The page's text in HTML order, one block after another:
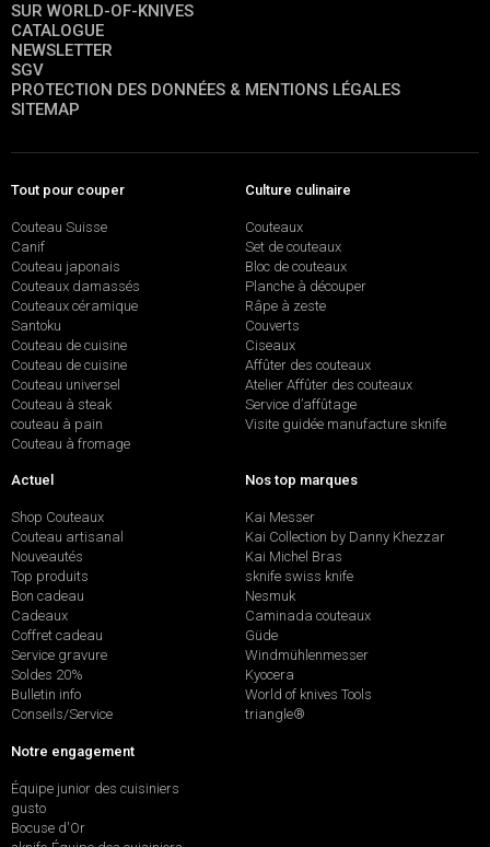
SUR WORLD-OF-KNIVES
CATALOGUE
NEWSLETTER
SGV
PROTECTION DES DONNÉES & MENTIONS LÉGALES
SITEMAP
Tout pour couper
Couteau Suisse
Canif
Couteau japonais
Couteaux damassés
Couteaux céramique
Santoku
Couteau de cuisine
Couteau de cuisine
Couteau universel
Couteau à steak
couteau à pain
Couteau à fromage
Culture culinaire
Couteaux
Set de couteaux
Bloc de couteaux
Planche à découper
Râpe à zeste
Couverts
Ciseaux
Affûter des couteaux
Atelier Affûter des couteaux
Service d’affûtage
Visite guidée manufacture sknife
Actuel
Shop Couteaux
Couteau artisanal
Nouveautés
Top produits
Bon cadeau
Cadeaux
Coffret cadeau
Service gravure
Soldes 20%
Bulletin info
Conseils/Service
Nos top marques
Kai Messer
Kai Collection by Danny Khezzar
Kai Michel Bras
sknife swiss knife
Nesmuk
Caminada couteaux
Güde
Windmühlenmesser
Kyocera
World of knives Tools
triangle®
Notre engagement
Équipe junior des cuisiniers
gusto
Bocuse d'Or